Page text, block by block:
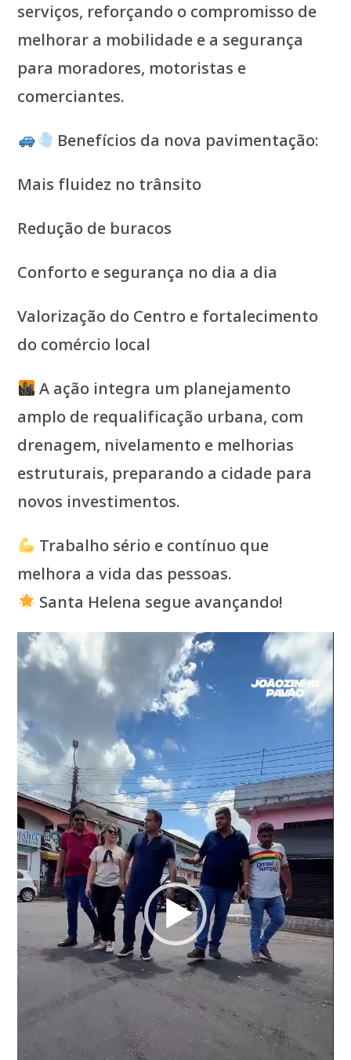
serviços, reforçando o compromisso de
melhorar a mobilidade e a segurança
para moradores, motoristas e
comerciantes.
Benefícios da nova pavimentação:
Mais fluidez no trânsito
Redução de buracos
Conforto e segurança no dia a dia
Valorização do Centro e fortalecimento
do comércio local
A ação integra um planejamento
amplo de requalificação urbana, com
drenagem, nivelamento e melhorias
estruturais, preparando a cidade para
novos investimentos.
Trabalho sério e contínuo que
melhora a vida das pessoas.
Santa Helena segue avançando!
Tocador
de